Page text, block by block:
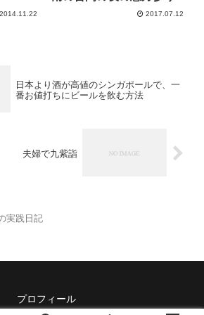
2017.07.12
日本より酒が高値のシンガポールで、一
番お値打ちにビールを飲む方法
夫婦で九紫詣
実践日記
プロフィール